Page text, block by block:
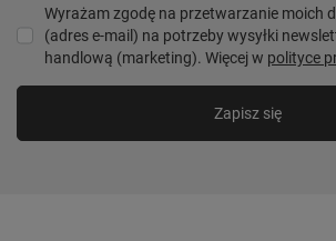
Wyrażam zgodę na przetwarzanie moich
(adres e-mail) na potrzeby wysyłki
handlową (marketing). Więcej w polityce
Zapisz się